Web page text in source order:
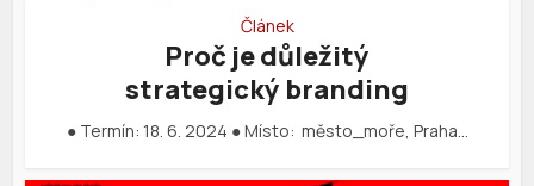
Článek
Proč je důležitý
strategický branding
● Termín: 18. 6. 2024 ● Místo: město_moře, Praha…